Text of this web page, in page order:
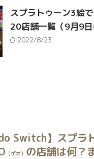
スプラトゥーン3絵
20店舗一覧（9月9日
2022/8/23
Switch】スプラ
（ゲオ） の店舗は何？